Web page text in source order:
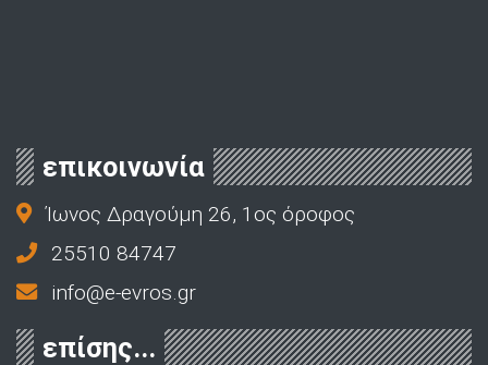
επικοινωνία
Ίωνος Δραγούμη 26, 1ος όροφος
25510 84747
info@e-evros.gr
επίσης...